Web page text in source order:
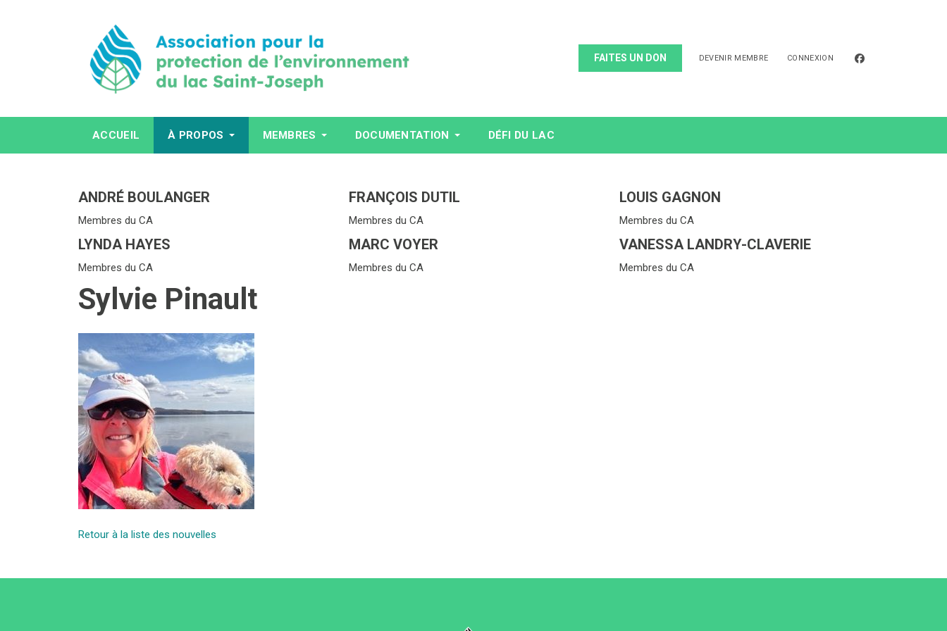
FAITES UN DON DEVENIR MEMBRE CONNEXION facebook
ACCUEIL À PROPOS MEMBRES DOCUMENTATION DÉFI DU LAC
ANDRÉ BOULANGER
Membres du CA
FRANÇOIS DUTIL
Membres du CA
LOUIS GAGNON
Membres du CA
LYNDA HAYES
Membres du CA
MARC VOYER
Membres du CA
VANESSA LANDRY-CLAVERIE
Membres du CA
Sylvie Pinault
Retour à la liste des nouvelles